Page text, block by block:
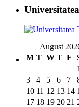
August
M T W T F
1
3
4 5 6 7
10 11 12 13 14
17 18 19 20 21